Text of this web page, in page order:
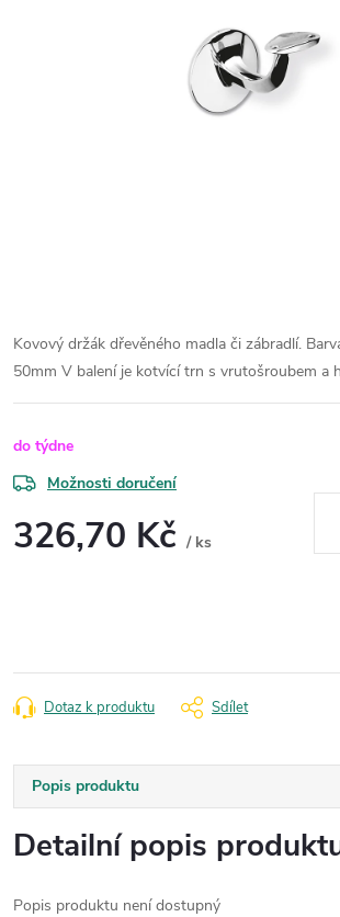
Kovový držák dřevěného madla či zábradlí.
50mm V balení je kotvící trn s vrutošroubem a
do týdne
Možnosti doručení
326,70 Kč / ks
Dotaz k produktu Sdílet
Popis produktu
Detailní popis
Popis produktu není dostupný